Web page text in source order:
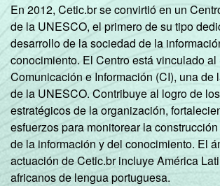
habitantes
Norte -
Mais de 20
mil até 50
mil
habitantes
71
Norte -
Mais de 50
mil até
86
En 2012, Cetic.br se convirtió en un
de la UNESCO, el primero de su tipo
desarrollo de la sociedad de la
conocimiento. El Centro está vinculado al
Comunicación e Información (CI), una de
de la UNESCO. Contribuye al logro de
estratégicos de la organización,
esfuerzos para monitorear la
de la información y del conocimiento. El
actuación de Cetic.br incluye América
africanos de lengua portuguesa.